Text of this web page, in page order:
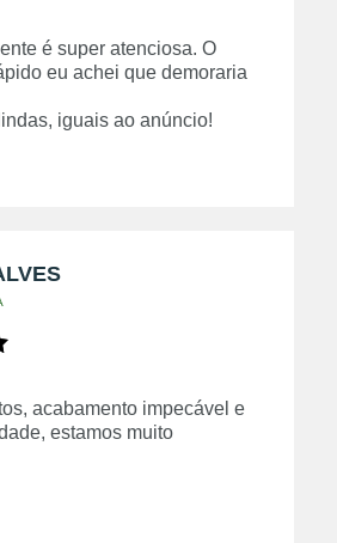
é super atenciosa. O
eu achei que demoraria
iguais ao anúncio!
acabamento impecável e
estamos muito